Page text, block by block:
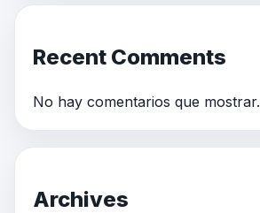
Recent Comments
No hay comentarios que mostrar.
Archives